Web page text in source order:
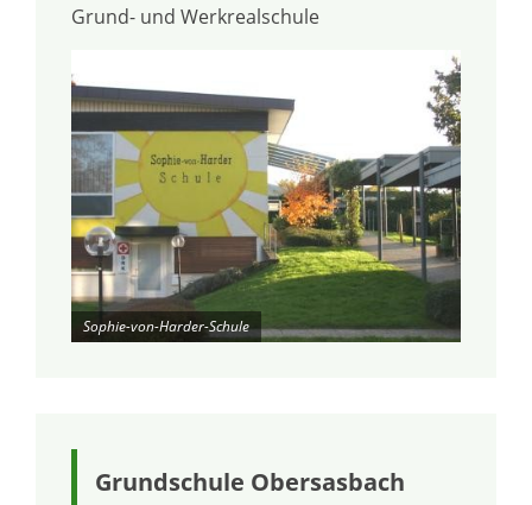
Grund- und Werkrealschule
Sophie-von-Harder-Schule
Grundschule Obersasbach